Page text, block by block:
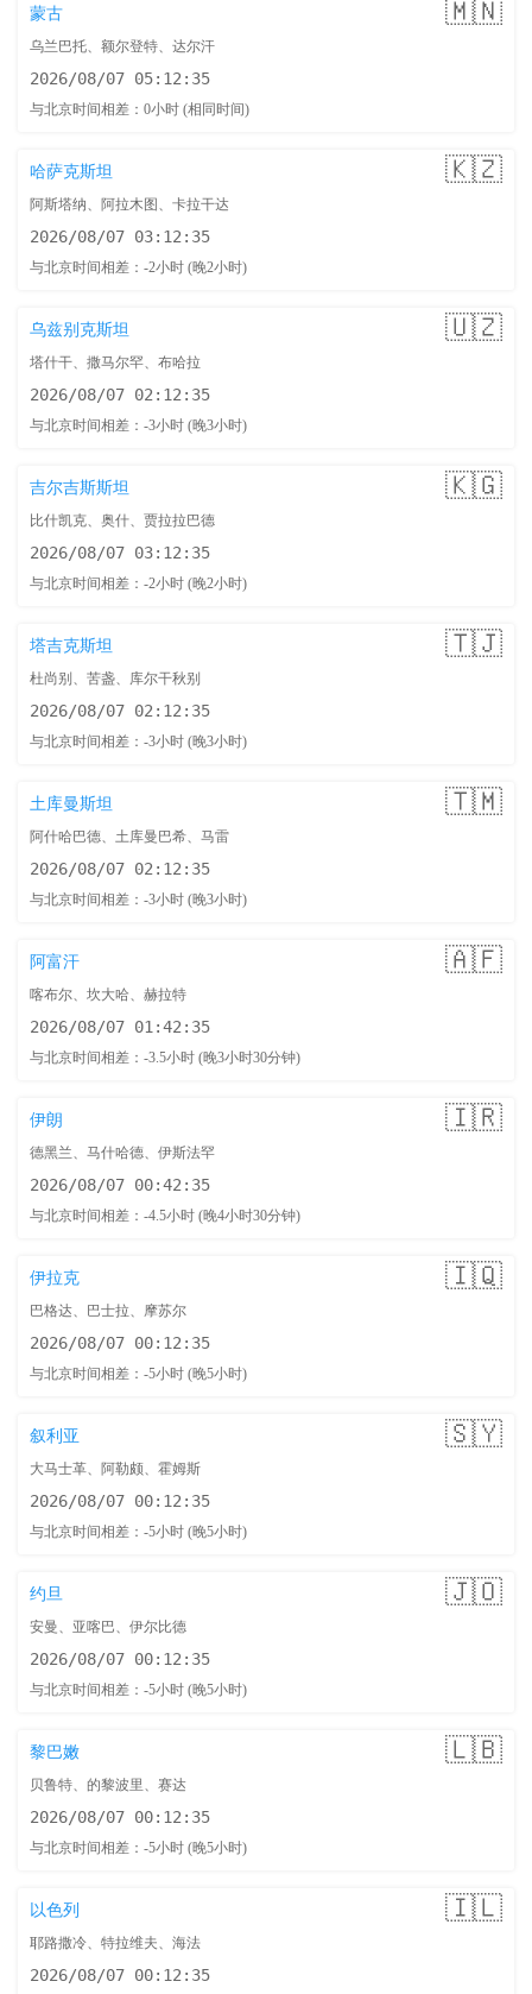
🇲🇳
蒙古
乌兰巴托、额尔登特、达尔汗
2026/08/07 05:12:36
与北京时间相差：0小时 (相同时间)
🇰🇿
哈萨克斯坦
阿斯塔纳、阿拉木图、卡拉干达
2026/08/07 03:12:36
与北京时间相差：-2小时 (晚2小时)
🇺🇿
乌兹别克斯坦
塔什干、撒马尔罕、布哈拉
2026/08/07 02:12:36
与北京时间相差：-3小时 (晚3小时)
🇰🇬
吉尔吉斯斯坦
比什凯克、奥什、贾拉拉巴德
2026/08/07 03:12:36
与北京时间相差：-2小时 (晚2小时)
🇹🇯
塔吉克斯坦
杜尚别、苦盏、库尔干秋别
2026/08/07 02:12:36
与北京时间相差：-3小时 (晚3小时)
🇹🇲
土库曼斯坦
阿什哈巴德、土库曼巴希、马雷
2026/08/07 02:12:36
与北京时间相差：-3小时 (晚3小时)
🇦🇫
阿富汗
喀布尔、坎大哈、赫拉特
2026/08/07 01:42:36
与北京时间相差：-3.5小时 (晚3小时30分钟)
🇮🇷
伊朗
德黑兰、马什哈德、伊斯法罕
2026/08/07 00:42:36
与北京时间相差：-4.5小时 (晚4小时30分钟)
🇮🇶
伊拉克
巴格达、巴士拉、摩苏尔
2026/08/07 00:12:36
与北京时间相差：-5小时 (晚5小时)
🇸🇾
叙利亚
大马士革、阿勒颇、霍姆斯
2026/08/07 00:12:36
与北京时间相差：-5小时 (晚5小时)
🇯🇴
约旦
安曼、亚喀巴、伊尔比德
2026/08/07 00:12:36
与北京时间相差：-5小时 (晚5小时)
🇱🇧
黎巴嫩
贝鲁特、的黎波里、赛达
2026/08/07 00:12:36
与北京时间相差：-5小时 (晚5小时)
🇮🇱
以色列
耶路撒冷、特拉维夫、海法
2026/08/07 00:12:36